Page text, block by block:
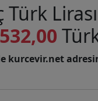
kurcevir.net